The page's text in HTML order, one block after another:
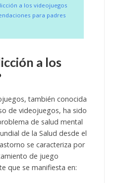
a los videojuegos
para padres
a los
también conocida
de videojuegos, ha sido
de salud mental
de la Salud desde el
se caracteriza por
de juego
que se manifiesta en: